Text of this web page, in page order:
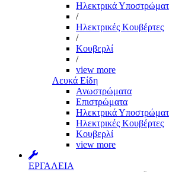
Ηλεκτρικά
/
Ηλεκτρικές Κουβέρτες
/
Κουβερλί
/
view more
Λευκά Είδη
Ανωστρώματα
Επιστρώματα
Ηλεκτρικά
Ηλεκτρικές Κουβέρτες
Κουβερλί
view more
ΕΡΓΑΛΕΙΑ